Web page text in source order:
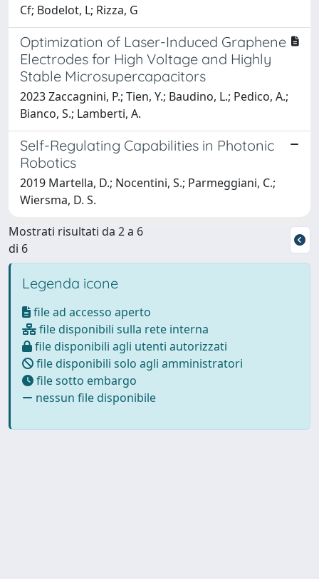
Cf; Bodelot, L; Rizza, G
Optimization of Laser-Induced Graphene
Electrodes for High Voltage and Highly
Stable Microsupercapacitors
2023 Zaccagnini, P.; Tien, Y.; Baudino, L.; Pedico, A.;
Bianco, S.; Lamberti, A.
Self-Regulating Capabilities in Photonic
Robotics
2019 Martella, D.; Nocentini, S.; Parmeggiani, C.;
Wiersma, D. S.
Mostrati risultati da 2 a 6
di 6
Legenda icone
file ad accesso aperto
file disponibili sulla rete interna
file disponibili agli utenti autorizzati
file disponibili solo agli amministratori
file sotto embargo
nessun file disponibile